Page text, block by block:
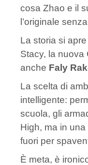
cosa Zhao e il
l’originale
La storia si
Stacy, la nuova
anche Faly
La scelta di
intelligente:
scuola, gli
High, ma in
fuori per
È meta, è